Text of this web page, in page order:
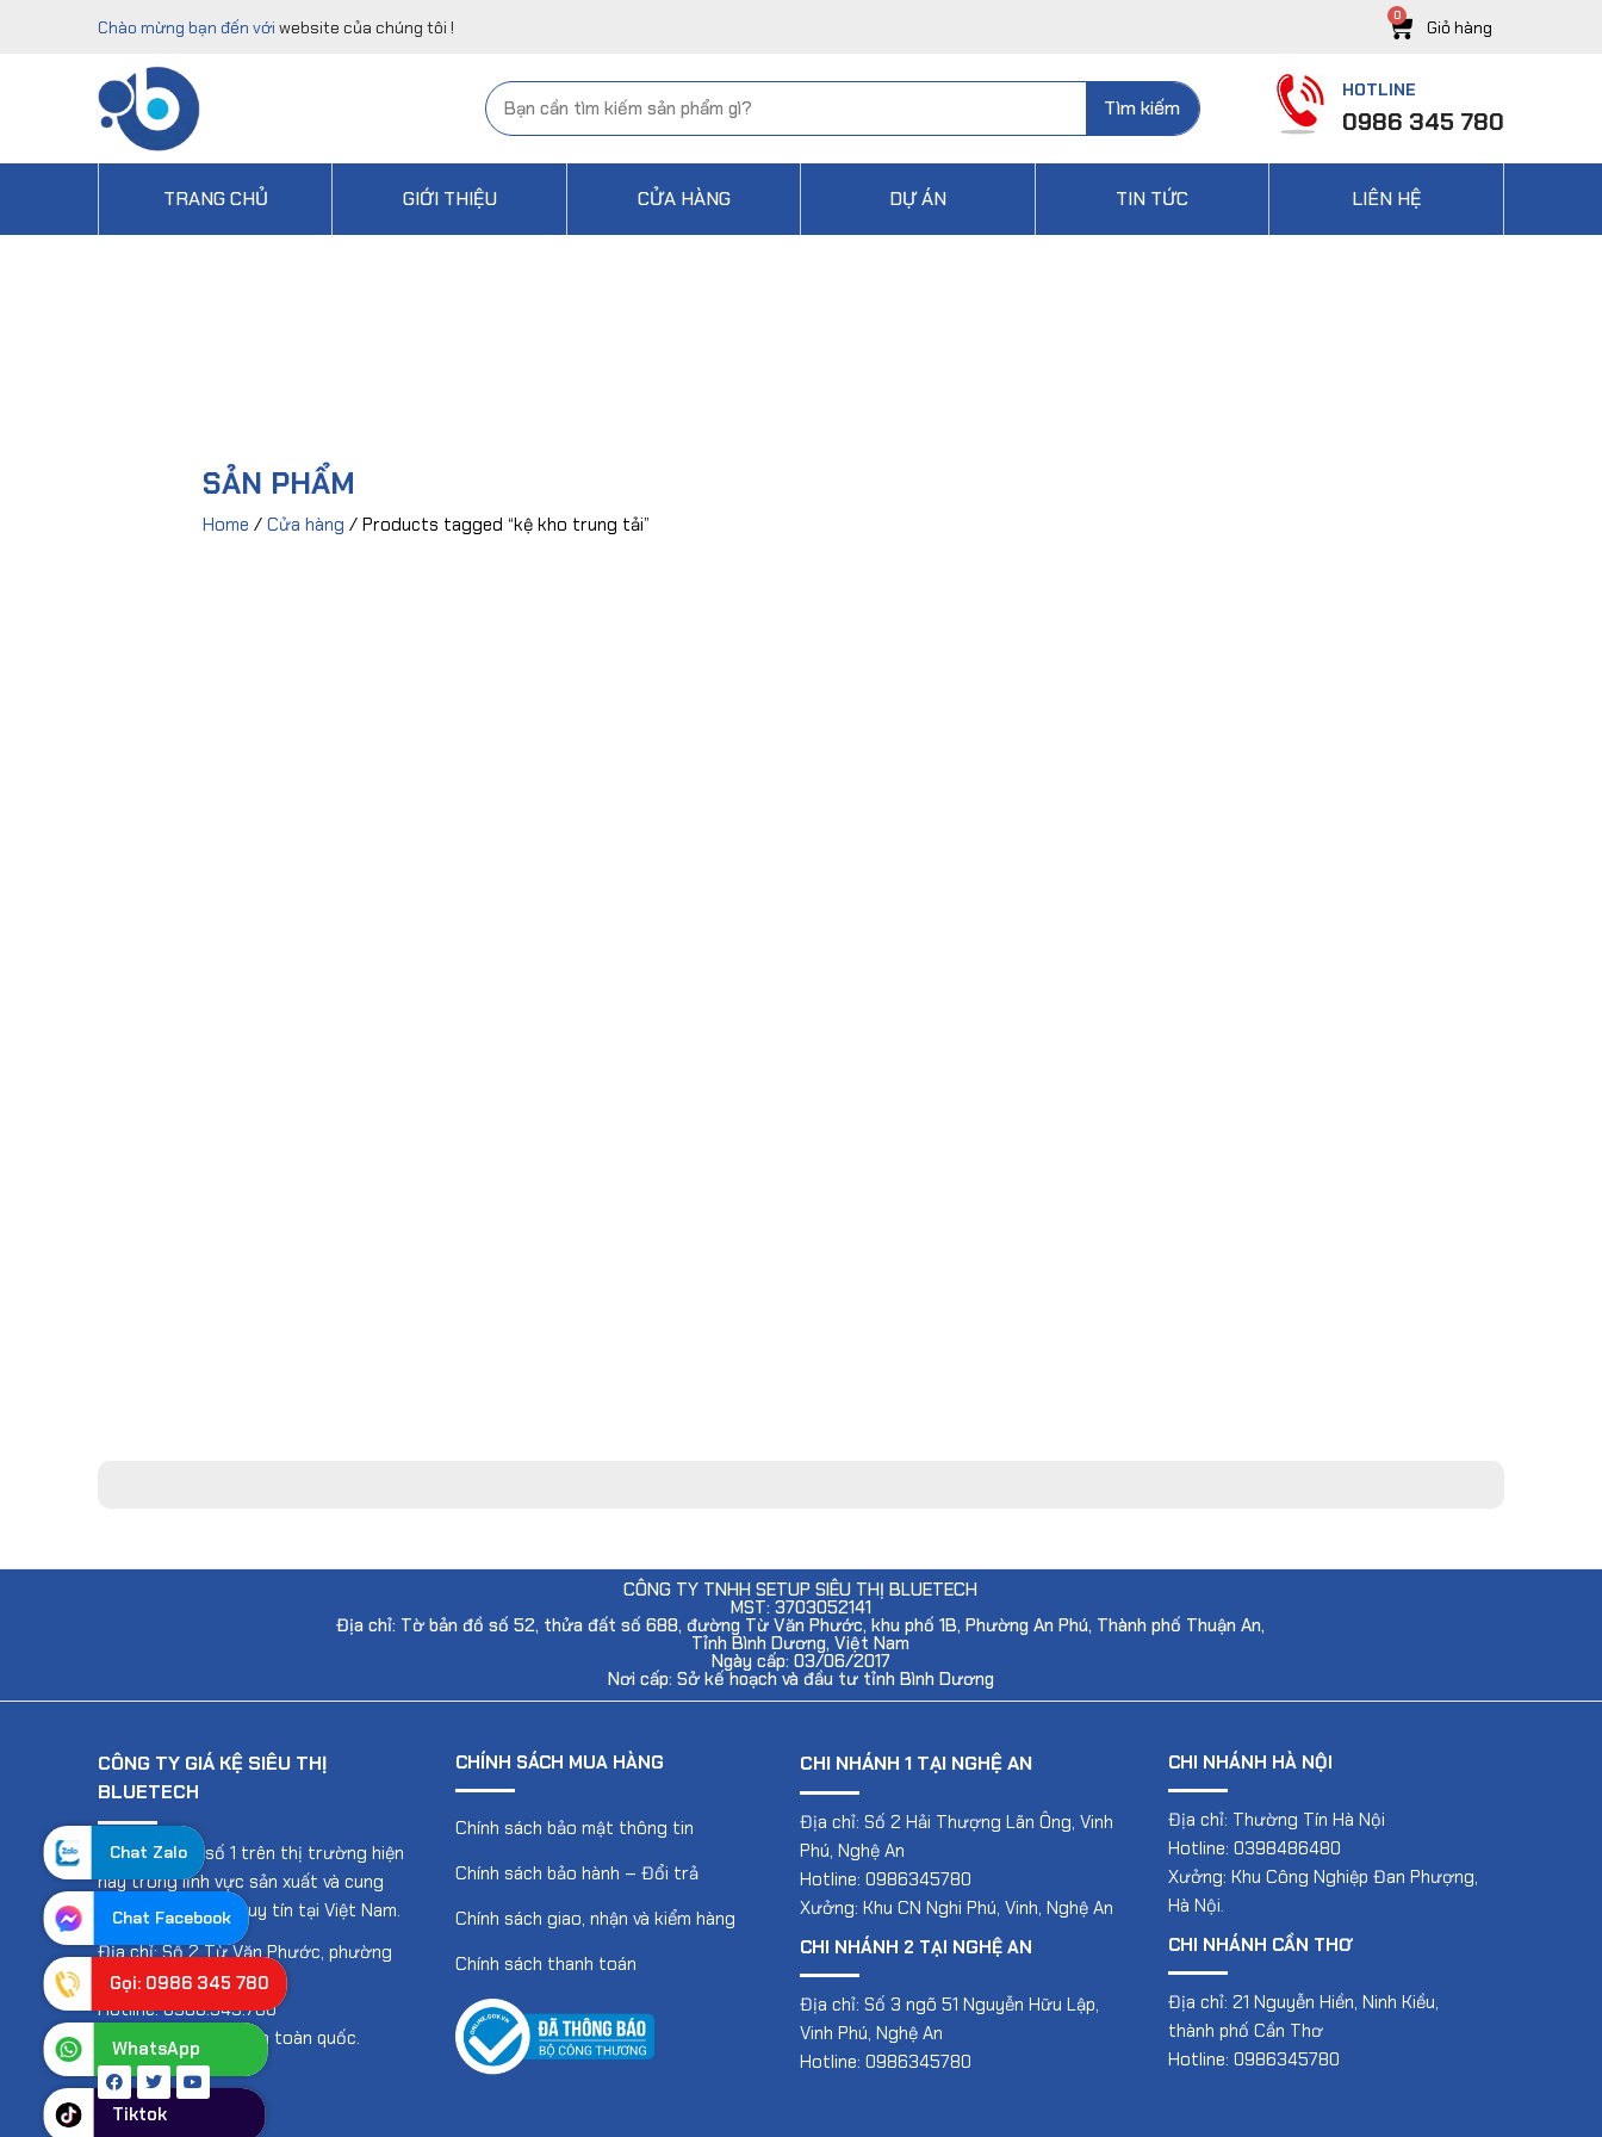
Chào mừng bạn đến với website của chúng tôi !
Tìm kiếm
HOTLINE
0986 345 780
TRANG CHỦ GIỚI THIỆU CỬA HÀNG DỰ ÁN TIN TỨC LIÊN HỆ
SẢN PHẨM
Home / Cửa hàng / Products tagged “kệ kho trung tải”
CÔNG TY TNHH SETUP SIÊU THỊ BLUETECH
MST: 3703052141
Địa chỉ: Tờ bản đồ số 52, thửa đất số 688, đường Từ Văn Phước, khu phố 1B, Phường An Phú, Thành phố Thuận An,
Tỉnh Bình Dương, Việt Nam
Ngày cấp: 03/06/2017
Nơi cấp: Sở kế hoạch và đầu tư tỉnh Bình Dương
CÔNG TY GIÁ KỆ SIÊU THỊ
BLUETECH
Đơn vị uy tín số 1 trên thị trường hiện
nay trong lĩnh vực sản xuất và cung
cấp, lắp đặt giá kệ uy tín tại Việt Nam.
Địa chỉ: Số 2 Từ Văn Phước, phường
An Phú, TP Hồ Chí Minh
Hotline: 0986.345.780
Và các chi nhánh trên toàn quốc.
CHÍNH SÁCH MUA HÀNG
Chính sách bảo mật thông tin
Chính sách bảo hành – Đổi trả
Chính sách giao, nhận và kiểm hàng
Chính sách thanh toán
CHI NHÁNH 1 TẠI NGHỆ AN
Địa chỉ: Số 2 Hải Thượng Lãn Ông, Vinh
Phú, Nghệ An
Hotline: 0986345780
Xưởng: Khu CN Nghi Phú, Vinh, Nghệ An
CHI NHÁNH 2 TẠI NGHỆ AN
Địa chỉ: Số 3 ngõ 51 Nguyễn Hữu Lập,
Vinh Phú, Nghệ An
Hotline: 0986345780
CHI NHÁNH HÀ NỘI
Địa chỉ: Thường Tín Hà Nội
Hotline: 0398486480
Xưởng: Khu Công Nghiệp Đan Phượng,
Hà Nội.
CHI NHÁNH CẦN THƠ
Địa chỉ: 21 Nguyễn Hiền, Ninh Kiều,
thành phố Cần Thơ
Hotline: 0986345780
Chat Zalo
Chat Facebook
Gọi: 0986 345 780
WhatsApp
Tiktok